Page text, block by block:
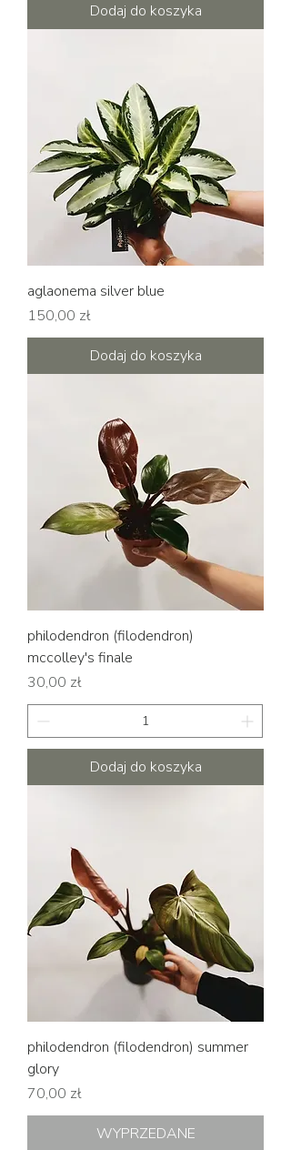
Dodaj do koszyka
aglaonema silver blue
Cena
150,00 zł
Dodaj do koszyka
philodendron (filodendron)
mccolley's finale
Cena
30,00 zł
Dodaj do koszyka
philodendron (filodendron) summer
glory
Cena
70,00 zł
WYPRZEDANE